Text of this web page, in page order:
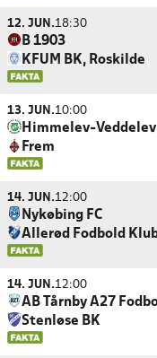
12. JUN.18:30
B 1903
KFUM BK, Roskilde
13. JUN.10:00
Himmelev-Veddelev
Frem
14. JUN.12:00
Nykøbing FC
Allerød Fodbold
14. JUN.12:00
AB Tårnby A27
Stenløse BK